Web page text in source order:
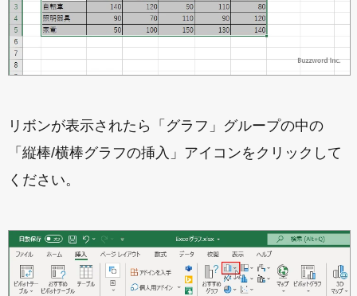
リボンが表示されたら「グラフ」グループの中の
「縦棒/横棒グラフの挿入」アイコンをクリックして
ください。